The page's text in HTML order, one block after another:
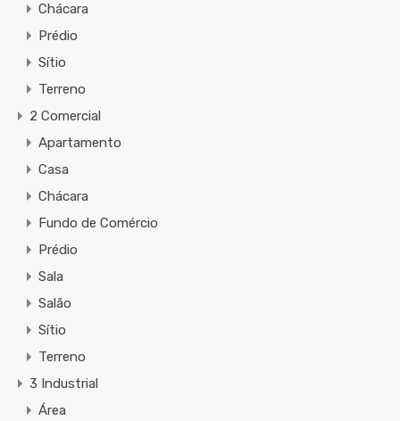
Chácara
Prédio
Sítio
Terreno
2 Comercial
Apartamento
Casa
Chácara
Fundo de Comércio
Prédio
Sala
Salão
Sítio
Terreno
3 Industrial
Área